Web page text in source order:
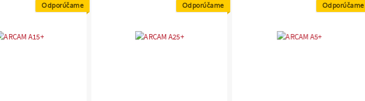
Odporúčame
Odporúčame
Odporúčame